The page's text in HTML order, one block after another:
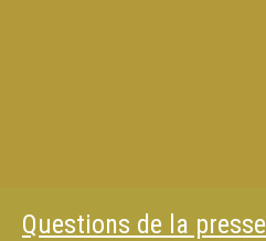
Questions de la presse